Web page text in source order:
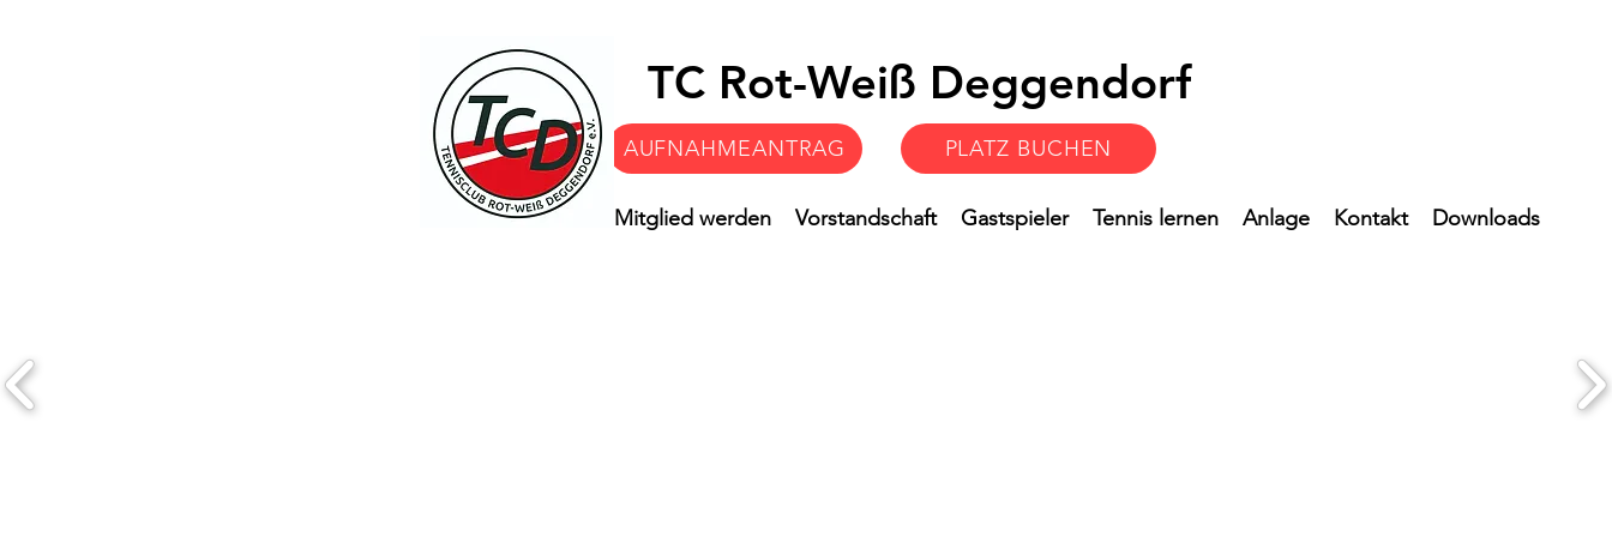
AUFNAHMEANTRAG PLATZ BUCHEN
Start Verein Mitglied werden Vorstandschaft Gastspieler Tennis lernen Anlage Kontakt Downloads
TC Rot-Weiß Deggendorf